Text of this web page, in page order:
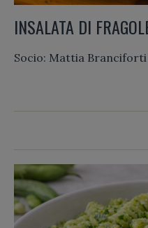
INSALATA DI
Socio: Mattia